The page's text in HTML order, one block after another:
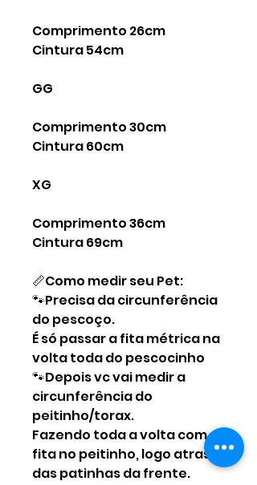
Comprimento 26cm
Cintura 54cm
GG
Comprimento 30cm
Cintura 60cm
XG
Comprimento 36cm
Cintura 69cm
📏Como medir seu Pet:
🐾Precisa da circunferência
do pescoço.
É só passar a fita métrica na
volta toda do pescocinho
🐾Depois vc vai medir a
circunferência do
peitinho/torax.
Fazendo toda a volta com a
fita no peitinho, logo atras
das patinhas da frente.